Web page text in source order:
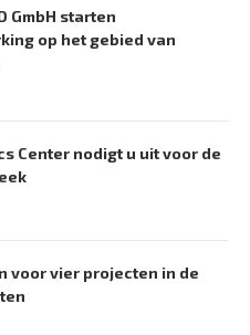
GmbH starten
op het gebied van
Center nodigt u uit voor de
voor vier projecten in de